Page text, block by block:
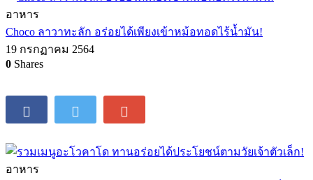
อาหาร
Choco ลาวาทะลัก อร่อยได้เพียงเข้าหม้อทอดไร้น้ำมัน!
19 กรกฏาคม 2564
0 Shares
อาหาร